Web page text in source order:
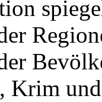
Krim